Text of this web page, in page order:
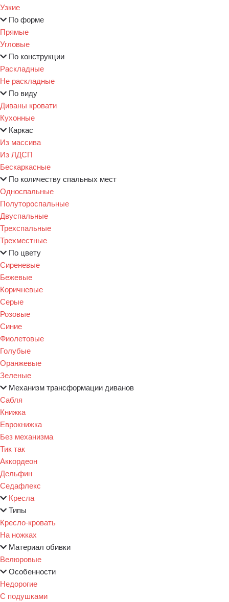
Узкие
По форме
Прямые
Угловые
По конструкции
Раскладные
Не раскладные
По виду
Диваны кровати
Кухонные
Каркас
Из массива
Из ЛДСП
Бескаркасные
По количеству спальных мест
Односпальные
Полутороспальные
Двуспальные
Трехспальные
Трехместные
По цвету
Сиреневые
Бежевые
Коричневые
Серые
Розовые
Синие
Фиолетовые
Голубые
Оранжевые
Зеленые
Механизм трансформации диванов
Сабля
Книжка
Еврокнижка
Без механизма
Тик так
Аккордеон
Дельфин
Седафлекс
Кресла
Типы
Кресло-кровать
На ножках
Материал обивки
Велюровые
Особенности
Недорогие
С подушками